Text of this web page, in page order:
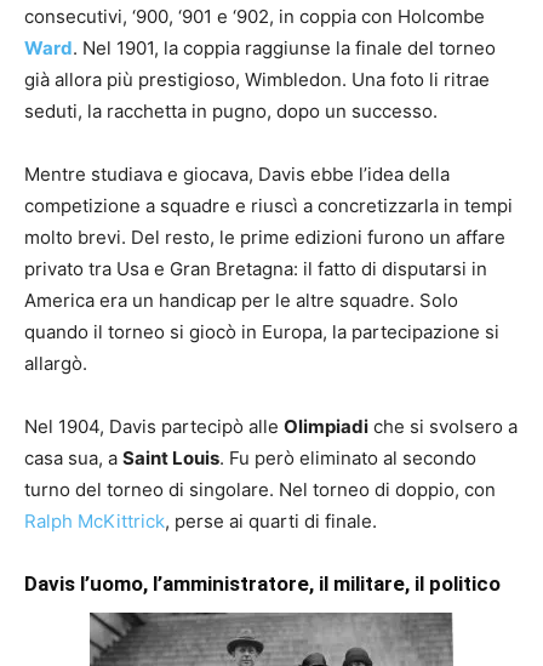
consecutivi, ‘900, ‘901 e ‘902, in coppia con Holcombe
Ward. Nel 1901, la coppia raggiunse la finale del torneo
già allora più prestigioso, Wimbledon. Una foto li ritrae
seduti, la racchetta in pugno, dopo un successo.
Mentre studiava e giocava, Davis ebbe l’idea della
competizione a squadre e riuscì a concretizzarla in tempi
molto brevi. Del resto, le prime edizioni furono un affare
privato tra Usa e Gran Bretagna: il fatto di disputarsi in
America era un handicap per le altre squadre. Solo
quando il torneo si giocò in Europa, la partecipazione si
allargò.
Nel 1904, Davis partecipò alle Olimpiadi che si svolsero a
casa sua, a Saint Louis. Fu però eliminato al secondo
turno del torneo di singolare. Nel torneo di doppio, con
Ralph McKittrick, perse ai quarti di finale.
Davis l’uomo, l’amministratore, il militare, il politico